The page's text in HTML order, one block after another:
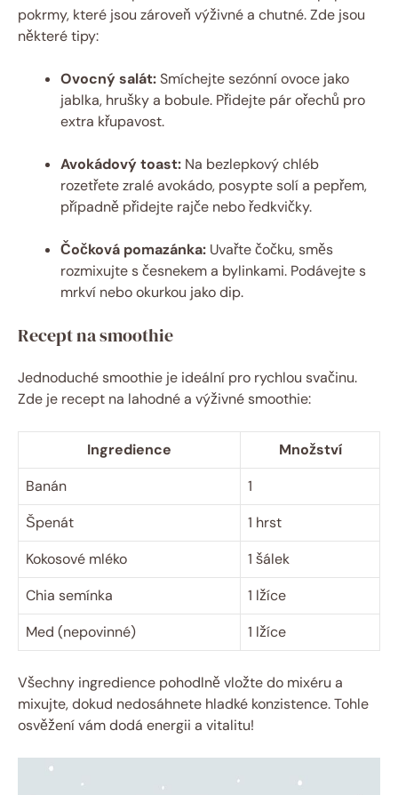
pokrmy, které jsou zároveň výživné a chutné. Zde jsou
některé tipy:
Ovocný salát:Smíchejte sezónní ovoce jako
jablka, hrušky a bobule. Přidejte pár ořechů pro
extra křupavost.
Avokádový toast: Na bezlepkový chléb
rozetřete zralé avokádo, posypte solí a pepřem,
případně přidejte rajče nebo ředkvičky.
Čočková pomazánka: Uvařte čočku, směs
rozmixujte s česnekem a bylinkami. Podávejte s
mrkví nebo okurkou jako dip.
Recept na smoothie
Jednoduché smoothie je ideální pro rychlou svačinu.
Zde je recept na lahodné a výživné smoothie:
Ingredience
Množství
Banán
1
Špenát
1 hrst
Kokosové mléko
1 šálek
Chia semínka
1 lžíce
Med (nepovinné)
1 lžíce
Všechny ingredience pohodlně vložte do mixéru a
mixujte, dokud nedosáhnete hladké konzistence. Tohle
osvěžení vám dodá energii a vitalitu!